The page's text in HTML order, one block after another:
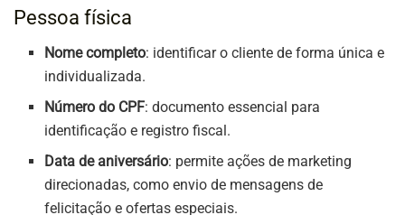
Pessoa física
Nome completo: identificar o cliente de forma única e
individualizada.
Número do CPF: documento essencial para
identificação e registro fiscal.
Data de aniversário: permite ações de marketing
direcionadas, como envio de mensagens de
felicitação e ofertas especiais.